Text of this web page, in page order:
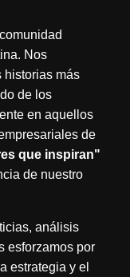
Nos
historias más
de los
en aquellos
de
que inspiran"
de nuestro
análisis
esforzamos por
estrategia y el